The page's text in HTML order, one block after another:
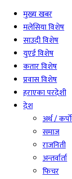
मुख्य खबर
मलेसिया विशेष
साउदी विशेष
युएई विशेष
कतार विशेष
प्रवास विशेष
हराएका परदेशी
देश
अर्थ /
समाज
राजनिती
अन्तर्वार्ता
फिचर